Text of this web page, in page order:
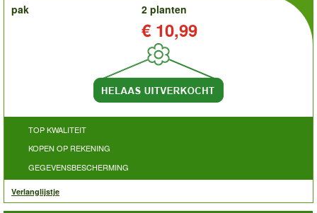
order
pak
2 planten
€ 10,99
TOP KWALITEIT
KOPEN OP REKENING
GEGEVENSBESCHERMING
Verlanglijstje